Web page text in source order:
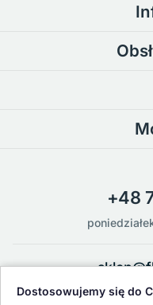
+48
Dostosowujemy się do